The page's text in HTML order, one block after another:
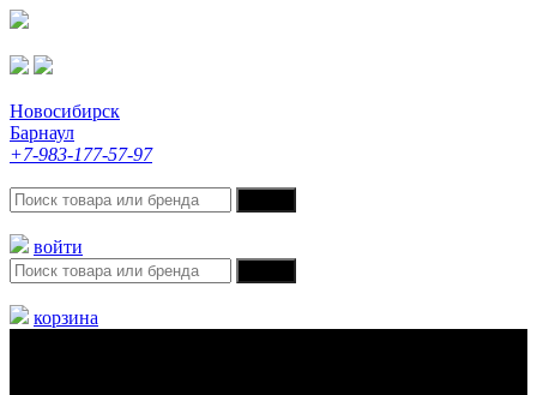
Новосибирск
Барнаул
+7-983-177-57-97
войти
корзина